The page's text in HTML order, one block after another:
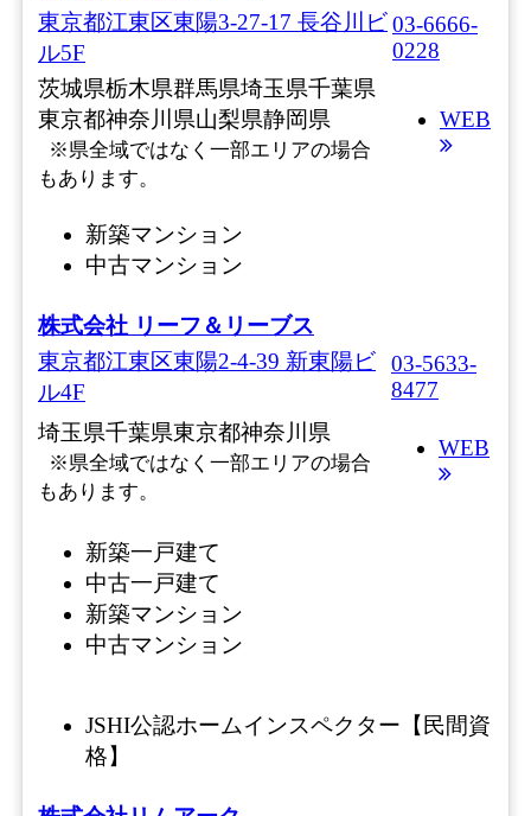
東京都江東区東陽3-27-17 長谷川ビ
ル5F
03-6666-
0228
茨城県栃木県群馬県埼玉県千葉県
東京都神奈川県山梨県静岡県
※県全域ではなく一部エリアの場合
もあります。
WEB
新築マンション
中古マンション
株式会社 リーフ＆リーブス
東京都江東区東陽2-4-39 新東陽ビ
ル4F
03-5633-
8477
埼玉県千葉県東京都神奈川県
※県全域ではなく一部エリアの場合
もあります。
WEB
新築一戸建て
中古一戸建て
新築マンション
中古マンション
JSHI公認ホームインスペクター【民間資
格】